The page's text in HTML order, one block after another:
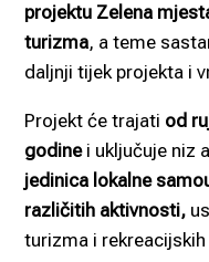
projektu Zelena
turizma, a teme
daljnji tijek projekta i
Projekt će trajati od
godinei uključuje niz
jedinica lokalne
različitih aktivnosti,
turizma i rekreacijskih